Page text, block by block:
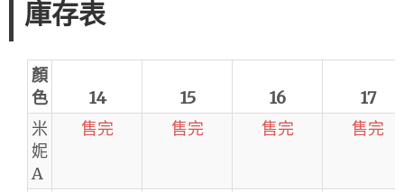
庫存表
顏
色
14 15 16
17
米
妮
A
售完 售完 售完 售完